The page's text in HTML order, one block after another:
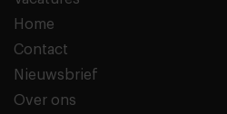
Home
Contact
Nieuwsbrief
Over ons